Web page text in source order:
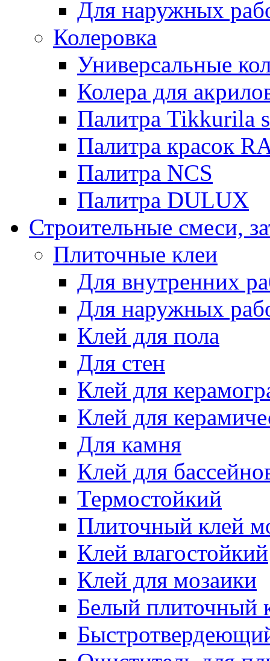
Для наружных
Колеровка
Универсальные
Колера для
Палитра Tikkurila
Палитра красок
Палитра NCS
Палитра DULUX
Строительные смеси,
Плиточные клеи
Для внутренних
Для наружных
Клей для пола
Для стен
Клей для
Клей для
Для камня
Клей для
Термостойкий
Плиточный клей
Клей влагостойкий
Клей для мозаики
Белый плиточный